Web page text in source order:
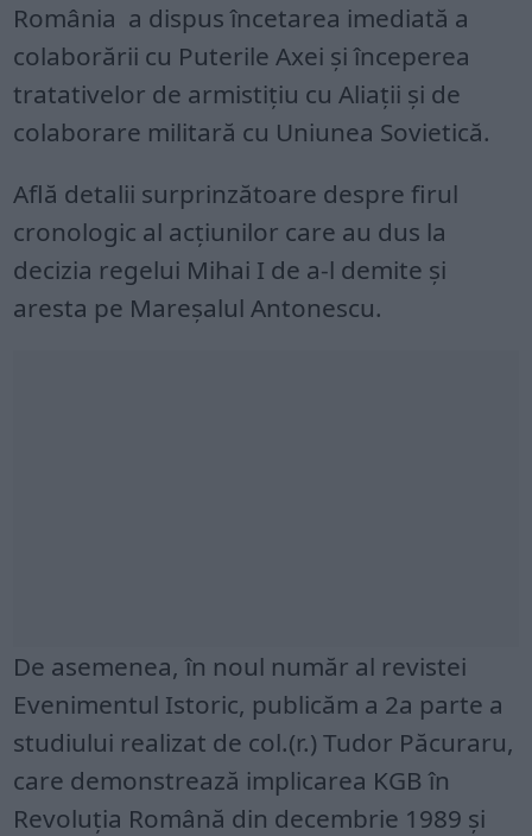
România a dispus încetarea imediată a
colaborării cu Puterile Axei și începerea
tratativelor de armistițiu cu Aliații și de
colaborare militară cu Uniunea Sovietică.
Află detalii surprinzătoare despre firul
cronologic al acțiunilor care au dus la
decizia regelui Mihai I de a-l demite și
aresta pe Mareșalul Antonescu.
De asemenea, în noul număr al revistei
Evenimentul Istoric, publicăm a 2a parte a
studiului realizat de col.(r.) Tudor Păcuraru,
care demonstrează implicarea KGB în
Revoluția Română din decembrie 1989 și